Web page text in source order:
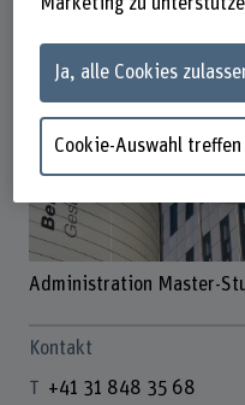
Administration Master-
Kontakt
+41 31 848 35 68
Ja, alle Cookies
Cookie-Auswahl treffen